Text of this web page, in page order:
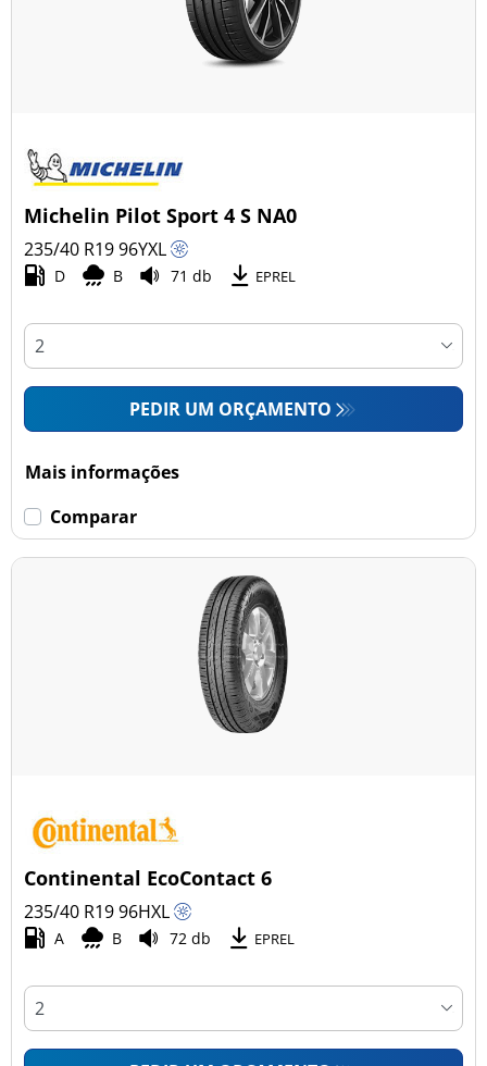
Michelin Pilot Sport 4 S NA0
235/40 R1996YXL
D B 71 db EPREL
PEDIR UM ORÇAMENTO
Mais informações
Comparar
Continental EcoContact 6
235/40 R1996HXL
A B 72 db EPREL